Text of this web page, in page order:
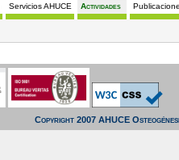
Servicios AHUCE Actividades
Copyright 2007 AHUCE